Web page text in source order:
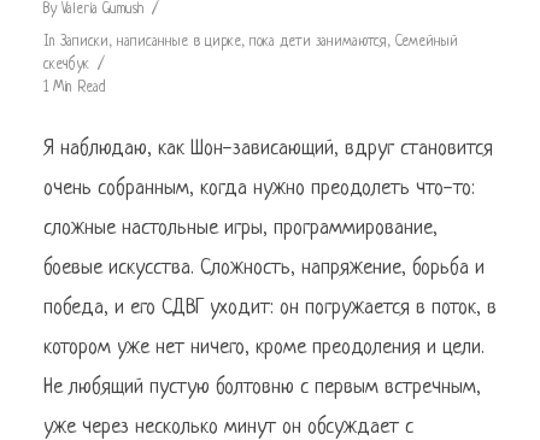
By Valeria Gumush
In Записки, написанные в цирке, пока дети занимаются, Семейный
скечбук
1 Min Read
Я наблюдаю, как Шон-зависающий, вдруг становится
очень собранным, когда нужно преодолеть что-то:
сложные настольные игры, программирование,
боевые искусства. Сложность, напряжение, борьба и
победа, и его СДВГ уходит: он погружается в поток, в
котором уже нет ничего, кроме преодоления и цели.
Не любящий пустую болтовню с первым встречным,
уже через несколько минут он обсуждает с